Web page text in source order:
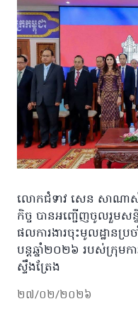
លោកជំទាវ សេន សាណាស់
កិច្ច បានអញ្ជើញចូលរួមស
ផលការងារចុះមូលដ្ឋានប្
បន្តឆ្នាំ២០២៦ របស់ក្រុមកា
ស្ទឹងត្រែង
២៧/០២/២០២៦